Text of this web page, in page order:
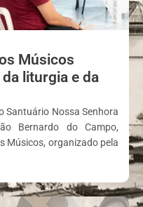
Músicos
liturgia e da
Santuário Nossa Senhora
Bernardo do Campo,
Músicos, organizado pela